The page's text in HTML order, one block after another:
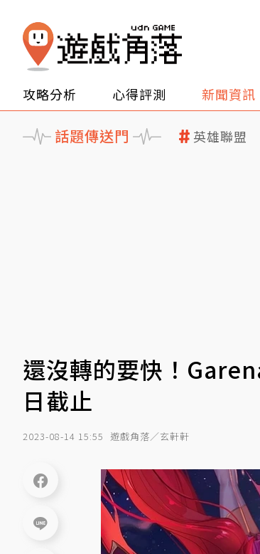
攻略分析 心得評測 新聞資訊
話題傳送門 英雄聯盟
還沒轉的要快！
日截止
2023-08-14 15:55 遊戲角落／玄軒軒